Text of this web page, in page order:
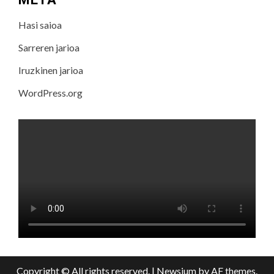
Hasi saioa
Sarreren jarioa
Iruzkinen jarioa
WordPress.org
Copyright © All rights reserved. | Newsium by AF themes.